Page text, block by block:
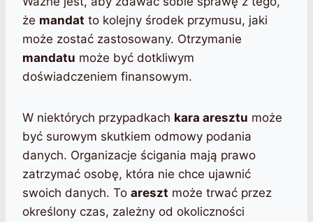
że mandat to kolejny środek przymusu, jaki
może zostać zastosowany. Otrzymanie
mandatu może być dotkliwym
doświadczeniem finansowym.
W niektórych przypadkach kara aresztu może
być surowym skutkiem odmowy podania
danych. Organizacje ścigania mają prawo
zatrzymać osobę, która nie chce ujawnić
swoich danych. To areszt może trwać przez
określony czas, zależny od okoliczności